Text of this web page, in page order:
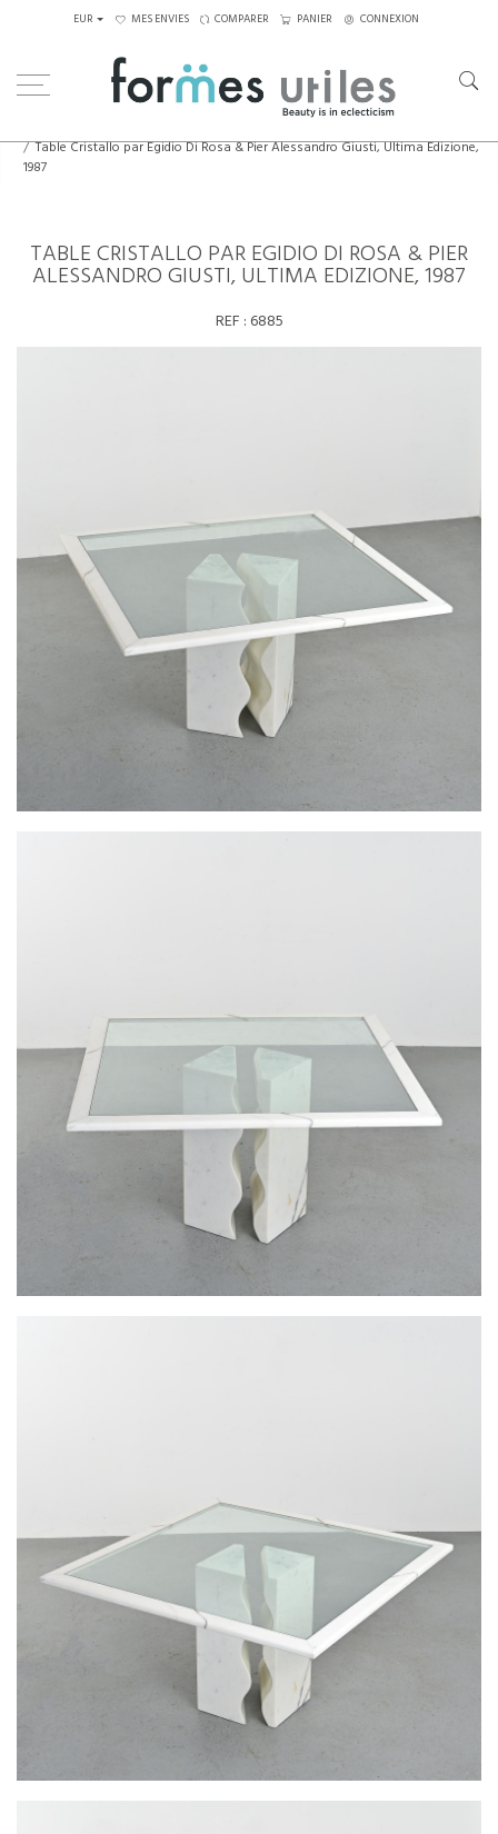
EUR MES ENVIES COMPARER PANIER CONNEXION
Table Cristallo par Egidio Di Rosa & Pier Alessandro Giusti, Ultima Edizione,
1987
TABLE CRISTALLO PAR EGIDIO DI ROSA & PIER
ALESSANDRO GIUSTI, ULTIMA EDIZIONE, 1987
REF : 6885